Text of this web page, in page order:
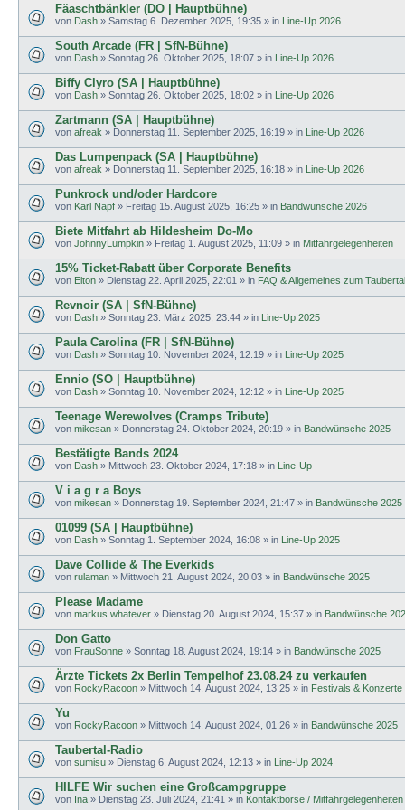
Fäaschtbänkler (DO | Hauptbühne)
von Dash » Samstag 6. Dezember 2025, 19:35 » in Line-Up 2026
South Arcade (FR | SfN-Bühne)
von Dash » Sonntag 26. Oktober 2025, 18:07 » in Line-Up 2026
Biffy Clyro (SA | Hauptbühne)
von Dash » Sonntag 26. Oktober 2025, 18:02 » in Line-Up 2026
Zartmann (SA | Hauptbühne)
von afreak » Donnerstag 11. September 2025, 16:19 » in Line-Up 2026
Das Lumpenpack (SA | Hauptbühne)
von afreak » Donnerstag 11. September 2025, 16:18 » in Line-Up 2026
Punkrock und/oder Hardcore
von Karl Napf » Freitag 15. August 2025, 16:25 » in Bandwünsche 2026
Biete Mitfahrt ab Hildesheim Do-Mo
von JohnnyLumpkin » Freitag 1. August 2025, 11:09 » in Mitfahrgelegenheiten
15% Ticket-Rabatt über Corporate Benefits
von Elton » Dienstag 22. April 2025, 22:01 » in FAQ & Allgemeines zum Taubertal
Revnoir (SA | SfN-Bühne)
von Dash » Sonntag 23. März 2025, 23:44 » in Line-Up 2025
Paula Carolina (FR | SfN-Bühne)
von Dash » Sonntag 10. November 2024, 12:19 » in Line-Up 2025
Ennio (SO | Hauptbühne)
von Dash » Sonntag 10. November 2024, 12:12 » in Line-Up 2025
Teenage Werewolves (Cramps Tribute)
von mikesan » Donnerstag 24. Oktober 2024, 20:19 » in Bandwünsche 2025
Bestätigte Bands 2024
von Dash » Mittwoch 23. Oktober 2024, 17:18 » in Line-Up
V i a g r a Boys
von mikesan » Donnerstag 19. September 2024, 21:47 » in Bandwünsche 2025
01099 (SA | Hauptbühne)
von Dash » Sonntag 1. September 2024, 16:08 » in Line-Up 2025
Dave Collide & The Everkids
von rulaman » Mittwoch 21. August 2024, 20:03 » in Bandwünsche 2025
Please Madame
von markus.whatever » Dienstag 20. August 2024, 15:37 » in Bandwünsche
Don Gatto
von FrauSonne » Sonntag 18. August 2024, 19:14 » in Bandwünsche 2025
Ärzte Tickets 2x Berlin Tempelhof 23.08.24 zu verkaufen
von RockyRacoon » Mittwoch 14. August 2024, 13:25 » in Festivals & Konzerte
Yu
von RockyRacoon » Mittwoch 14. August 2024, 01:26 » in Bandwünsche 2025
Taubertal-Radio
von sumisu » Dienstag 6. August 2024, 12:13 » in Line-Up 2024
HILFE Wir suchen eine Großcampgruppe
von Ina » Dienstag 23. Juli 2024, 21:41 » in Kontaktbörse / Mitfahrgelegenheiten